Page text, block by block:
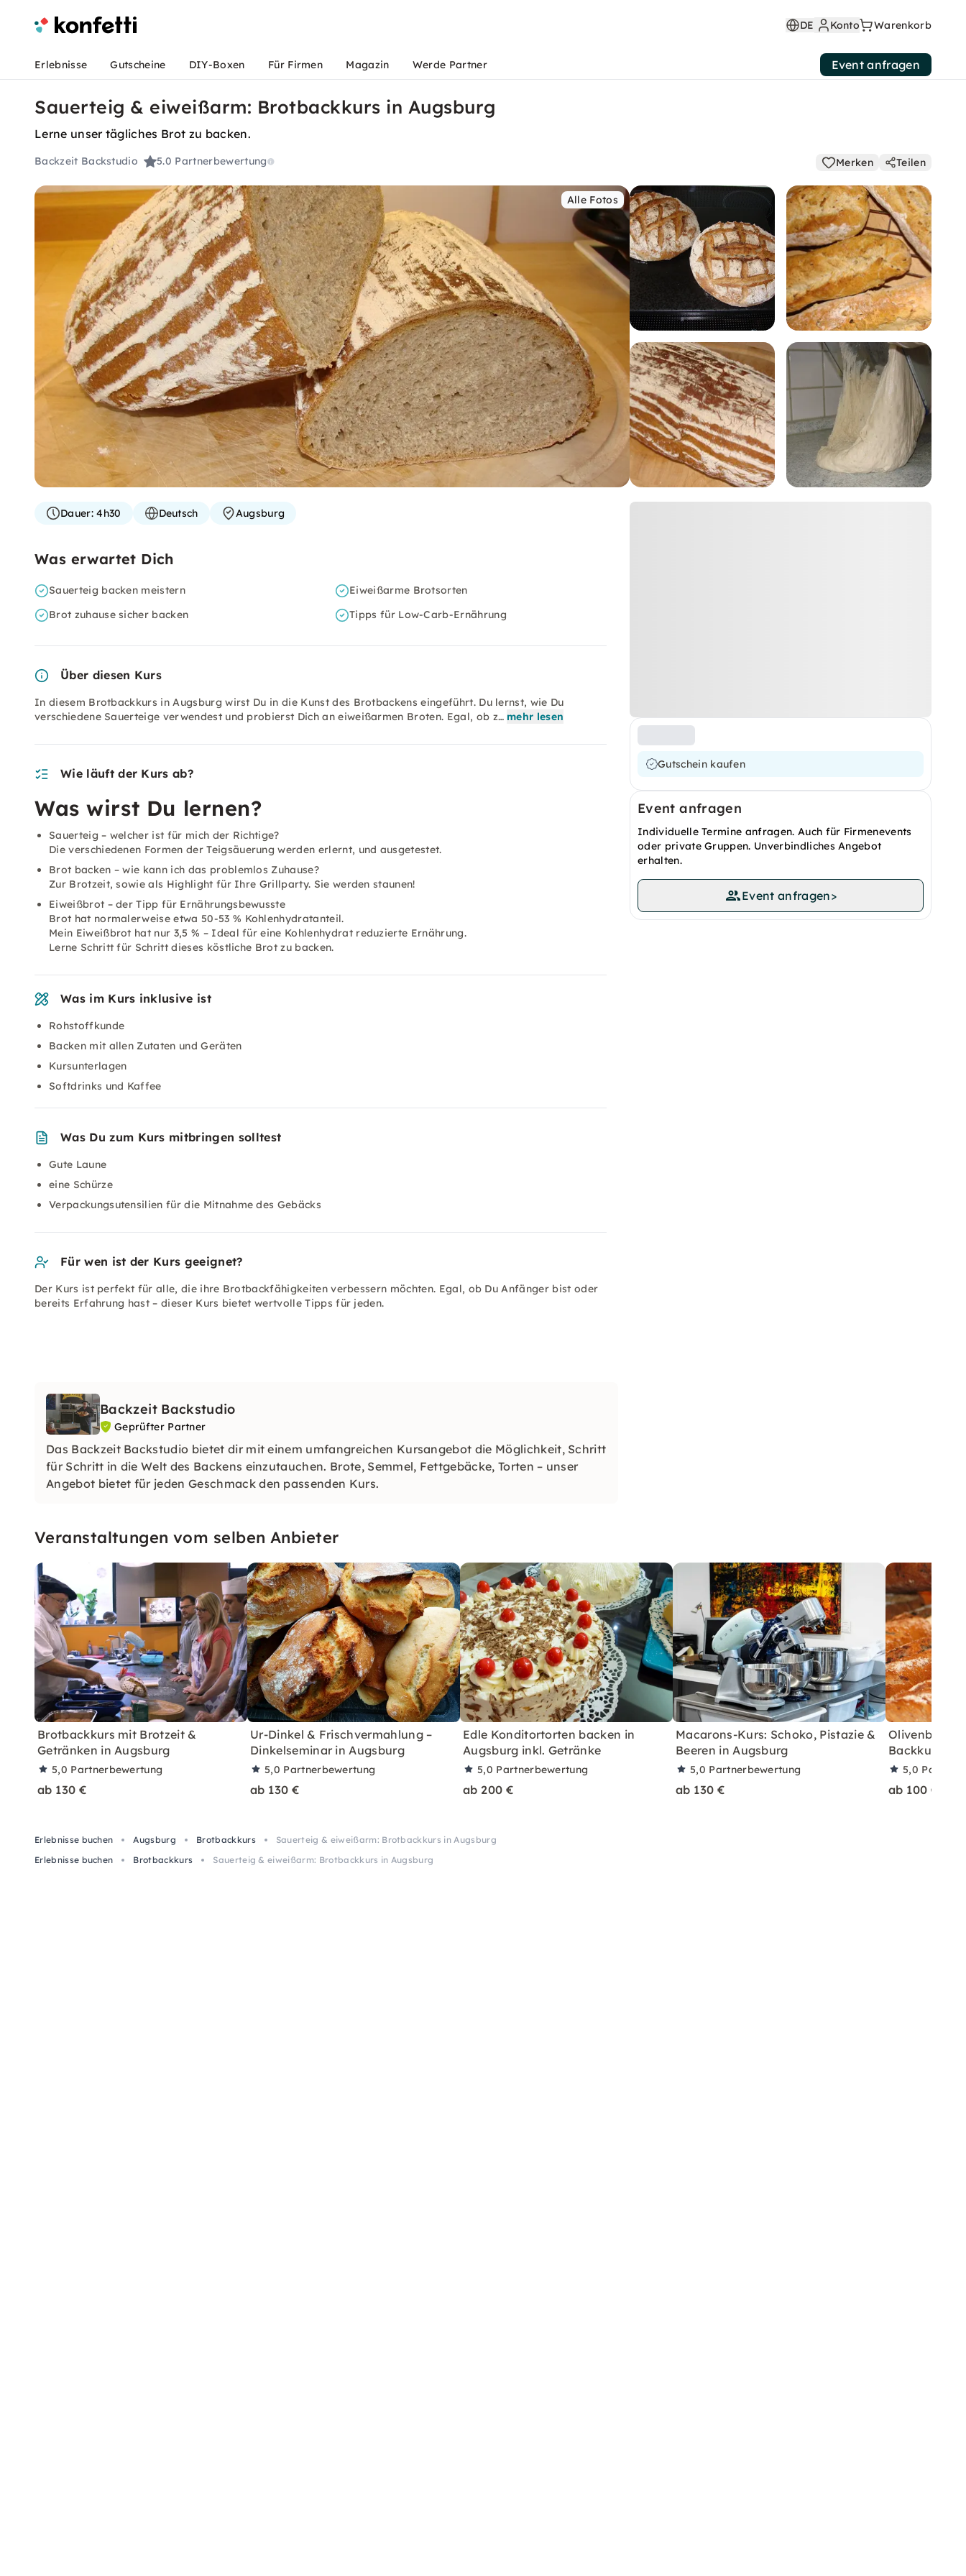
DE Konto Warenkorb
Erlebnisse Gutscheine DIY-Boxen Für Firmen Magazin Werde Partner Event anfragen
Sauerteig & eiweißarm: Brotbackkurs in Augsburg
Lerne unser tägliches Brot zu backen.
Backzeit Backstudio 5.0 Partnerbewertung Merken Teilen
Alle Fotos
Gutschein kaufen
Event anfragen
Individuelle Termine anfragen. Auch für Firmenevents
oder private Gruppen. Unverbindliches Angebot
erhalten.
Event anfragen>
Dauer:4h30 Deutsch Augsburg
Was erwartet Dich
Sauerteig backen meistern
Eiweißarme Brotsorten
Brot zuhause sicher backen
Tipps für Low-Carb-Ernährung
Über diesen Kurs
In diesem Brotbackkurs in Augsburg wirst Du in die Kunst des Brotbackens eingeführt. Du lernst, wie Du
verschiedene Sauerteige verwendest und probierst Dich an eiweißarmen Broten. Egal, ob z… mehr lesen
Wie läuft der Kurs ab?
Was wirst Du lernen?
Sauerteig – welcher ist für mich der Richtige?
Die verschiedenen Formen der Teigsäuerung werden erlernt, und ausgetestet.
Brot backen – wie kann ich das problemlos Zuhause?
Zur Brotzeit, sowie als Highlight für Ihre Grillparty. Sie werden staunen!
Eiweißbrot – der Tipp für Ernährungsbewusste
Brot hat normalerweise etwa 50-53 % Kohlenhydratanteil.
Mein Eiweißbrot hat nur 3,5 % – Ideal für eine Kohlenhydrat reduzierte Ernährung.
Lerne Schritt für Schritt dieses köstliche Brot zu backen.
Was im Kurs inklusive ist
Rohstoffkunde
Backen mit allen Zutaten und Geräten
Kursunterlagen
Softdrinks und Kaffee
Was Du zum Kurs mitbringen solltest
Gute Laune
eine Schürze
Verpackungsutensilien für die Mitnahme des Gebäcks
Für wen ist der Kurs geeignet?
Der Kurs ist perfekt für alle, die ihre Brotbackfähigkeiten verbessern möchten. Egal, ob Du Anfänger bist oder
bereits Erfahrung hast – dieser Kurs bietet wertvolle Tipps für jeden.
Backzeit Backstudio
Geprüfter Partner
Das Backzeit Backstudio bietet dir mit einem umfangreichen Kursangebot die Möglichkeit, Schritt
für Schritt in die Welt des Backens einzutauchen. Brote, Semmel, Fettgebäcke, Torten – unser
Angebot bietet für jeden Geschmack den passenden Kurs.
Veranstaltungen vom selben Anbieter
Brotbackkurs mit Brotzeit &
Getränken in Augsburg
5,0 Partnerbewertung
ab 130 €
Ur-Dinkel & Frischvermahlung –
Dinkelseminar in Augsburg
5,0 Partnerbewertung
ab 130 €
Edle Konditortorten backen in
Augsburg inkl. Getränke
5,0 Partnerbewertung
ab 200 €
Macarons-Kurs: Schoko, Pistazie &
Beeren in Augsburg
5,0 Partnerbewertung
ab 130 €
Olivenbrot &
Backkurs in
5,0
ab 100 €
Erlebnisse buchen Augsburg Brotbackkurs
Sauerteig & eiweißarm: Brotbackkurs in Augsburg
Erlebnisse buchen
Brotbackkurs Sauerteig & eiweißarm: Brotbackkurs in Augsburg